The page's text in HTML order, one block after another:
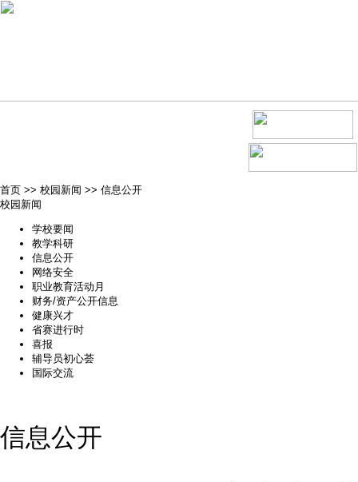
首页 >> 校园新闻 >> 信息公开
校园新闻
学校要闻
教学科研
信息公开
网络安全
职业教育活动月
财务/资产公开信息
健康兴才
省赛进行时
喜报
辅导员初心荟
国际交流
信息公开